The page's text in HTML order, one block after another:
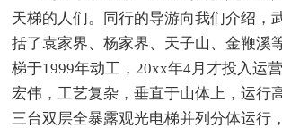
天梯的人们。同行的导游向我们介绍，
括了袁家界、杨家界、天子山、金鞭溪
梯于1999年动工，20xx年4月才投入运
宏伟，工艺复杂，垂直于山体上，运行
三台双层全暴露观光电梯并列分体运行